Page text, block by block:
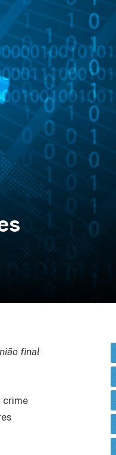
final
crime